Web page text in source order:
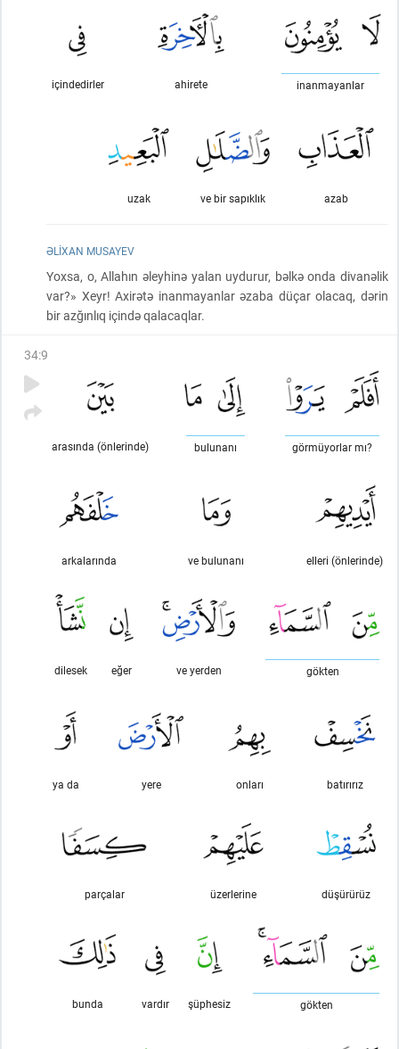
inanmayanlar
ahirete
içindedirler
azab
ve bir sapıklık
uzak
ƏLIXAN MUSAYEV
Yoxsa, o, Allahın əleyhinə yalan uydurur, bəlkə onda divanəlik
var?» Xeyr! Axirətə inanmayanlar əzaba düçar olacaq, dərin
bir azğınlıq içində qalacaqlar.
34:9
görmüyorlar mı?
bulunanı
arasında (önlerinde)
elleri (önlerinde)
ve bulunanı
arkalarında
gökten
ve yerden
eğer
dilesek
batırırız
onları
yere
ya da
düşürürüz
üzerlerine
parçalar
gökten
şüphesiz
vardır
bunda